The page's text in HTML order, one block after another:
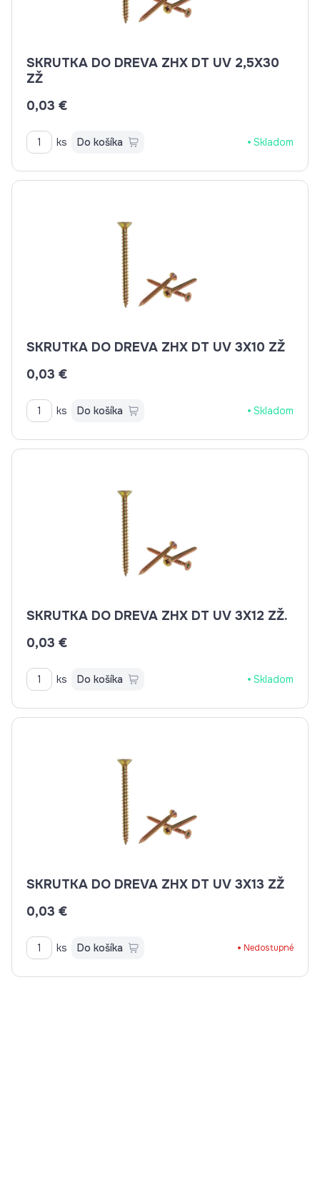
SKRUTKA DO DREVA ZHX DT UV 2,5X30
ZŽ
0,03 €
ks Do košíka Skladom
SKRUTKA DO DREVA ZHX DT UV 3X10 ZŽ
0,03 €
ks Do košíka Skladom
SKRUTKA DO DREVA ZHX DT UV 3X12 ZŽ.
0,03 €
ks Do košíka Skladom
SKRUTKA DO DREVA ZHX DT UV 3X13 ZŽ
0,03 €
ks Do košíka Nedostupné